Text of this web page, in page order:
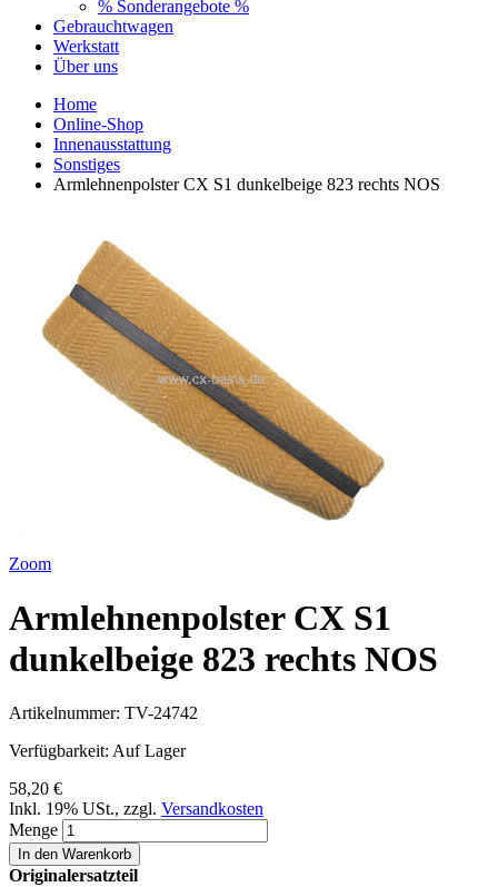
% Sonderangebote %
Gebrauchtwagen
Werkstatt
Über uns
Home
Online-Shop
Innenausstattung
Sonstiges
Armlehnenpolster CX S1 dunkelbeige 823 rechts NOS
Zoom
Armlehnenpolster CX S1
dunkelbeige 823 rechts NOS
Artikelnummer: TV-24742
Verfügbarkeit: Auf Lager
58,20 €
Inkl. 19% USt., zzgl. Versandkosten
Menge
In den Warenkorb
Originalersatzteil